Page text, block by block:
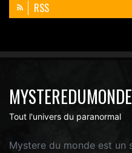
RSS
MYSTEREDUMONDE
Tout l'univers du paranormal
Mystere du monde est un